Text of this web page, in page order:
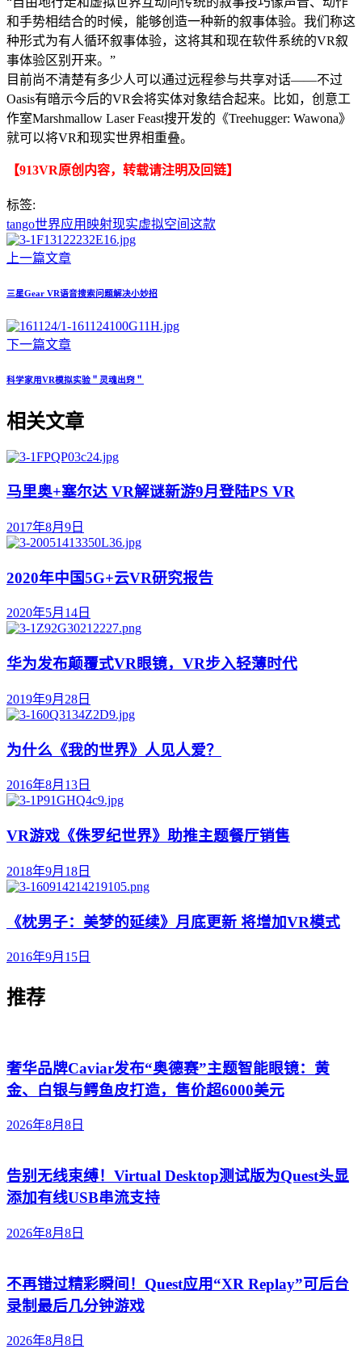
和手势相结合的时候，能够创造一种新的叙事体验。我们称这
种形式为有人循环叙事体验，这将其和现在软件系统的VR叙
事体验区别开来。”
目前尚不清楚有多少人可以通过远程参与共享对话——不过
Oasis有暗示今后的VR会将实体对象结合起来。比如，创意工
作室Marshmallow Laser Feast搜开发的《Treehugger: Wawona》
就可以将VR和现实世界相重叠。
【913VR原创内容，转载请注明及回链】
标签:
tango世界应用 映射现实虚拟空间这款
上一篇文章
三星Gear VR语音搜索问题解决小妙招
下一篇文章
科学家用VR模拟实验＂灵魂出窍＂
相关文章
马里奥+塞尔达 VR解谜新游9月登陆PS VR
2017年8月9日
2020年中国5G+云VR研究报告
2020年5月14日
华为发布颠覆式VR眼镜，VR步入轻薄时代
2019年9月28日
为什么《我的世界》人见人爱？
2016年8月13日
VR游戏《侏罗纪世界》助推主题餐厅销售
2018年9月18日
《枕男子：美梦的延续》月底更新 将增加VR模式
2016年9月15日
推荐
奢华品牌Caviar发布“奥德赛”主题智能眼镜：黄
金、白银与鳄鱼皮打造，售价超6000美元
2026年8月8日
告别无线束缚！Virtual Desktop测试版为Quest头显
添加有线USB串流支持
2026年8月8日
不再错过精彩瞬间！Quest应用“XR Replay”可后台
录制最后几分钟游戏
2026年8月8日